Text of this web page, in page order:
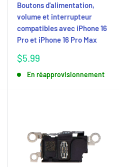
Boutons d'alimentation,
volume et interrupteur
compatibles avec iPhone 16
Pro et iPhone 16 Pro Max
Prix
$5.99
En réapprovisionnement